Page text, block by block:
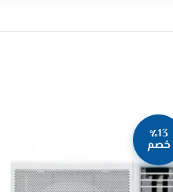
٪13
خصم